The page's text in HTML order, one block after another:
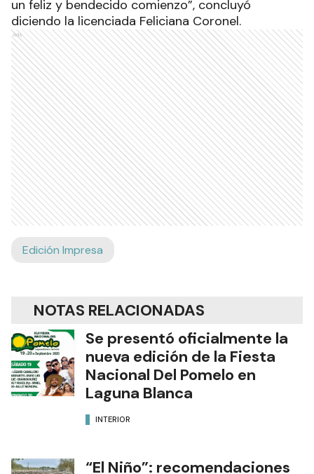
un feliz y bendecido comienzo”, concluyó
diciendo la licenciada Feliciana Coronel.
Ads
Edición Impresa
NOTAS RELACIONADAS
Se presentó oficialmente la
nueva edición de la Fiesta
Nacional Del Pomelo en
Laguna Blanca
INTERIOR
“El Niño”: recomendaciones